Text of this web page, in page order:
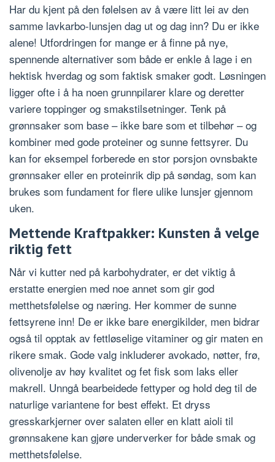
Har du kjent på den følelsen av å være litt lei av den
samme lavkarbo-lunsjen dag ut og dag inn? Du er ikke
alene! Utfordringen for mange er å finne på nye,
spennende alternativer som både er enkle å lage i en
hektisk hverdag og som faktisk smaker godt. Løsningen
ligger ofte i å ha noen grunnpilarer klare og deretter
variere toppinger og smakstilsetninger. Tenk på
grønnsaker som base – ikke bare som et tilbehør – og
kombiner med gode proteiner og sunne fettsyrer. Du
kan for eksempel forberede en stor porsjon ovnsbakte
grønnsaker eller en proteinrik dip på søndag, som kan
brukes som fundament for flere ulike lunsjer gjennom
uken.
Mettende Kraftpakker: Kunsten å velge
riktig fett
Når vi kutter ned på karbohydrater, er det viktig å
erstatte energien med noe annet som gir god
metthetsfølelse og næring. Her kommer de sunne
fettsyrene inn! De er ikke bare energikilder, men bidrar
også til opptak av fettløselige vitaminer og gir maten en
rikere smak. Gode valg inkluderer avokado, nøtter, frø,
olivenolje av høy kvalitet og fet fisk som laks eller
makrell. Unngå bearbeidede fettyper og hold deg til de
naturlige variantene for best effekt. Et dryss
gresskarkjerner over salaten eller en klatt aioli til
grønnsakene kan gjøre underverker for både smak og
metthetsfølelse.